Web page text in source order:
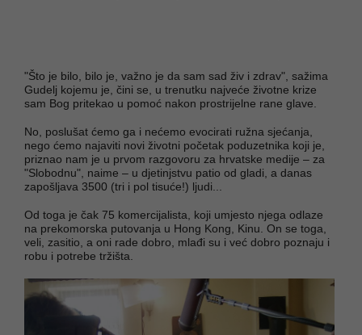
"Što je bilo, bilo je, važno je da sam sad živ i zdrav", sažima
Gudelj kojemu je, čini se, u trenutku najveće životne krize
sam Bog pritekao u pomoć nakon prostrijelne rane glave.
No, poslušat ćemo ga i nećemo evocirati ružna sjećanja,
nego ćemo najaviti novi životni početak poduzetnika koji je,
priznao nam je u prvom razgovoru za hrvatske medije – za
"Slobodnu", naime – u djetinjstvu patio od gladi, a danas
zapošljava 3500 (tri i pol tisuće!) ljudi...
Od toga je čak 75 komercijalista, koji umjesto njega odlaze
na prekomorska putovanja u Hong Kong, Kinu. On se toga,
veli, zasitio, a oni rade dobro, mlađi su i već dobro poznaju i
robu i potrebe tržišta.